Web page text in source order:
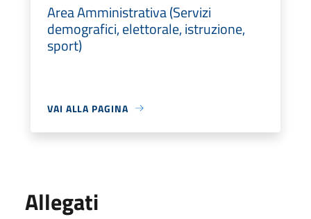
Area Amministrativa (Servizi
demografici, elettorale, istruzione,
sport)
VAI ALLA PAGINA
Allegati